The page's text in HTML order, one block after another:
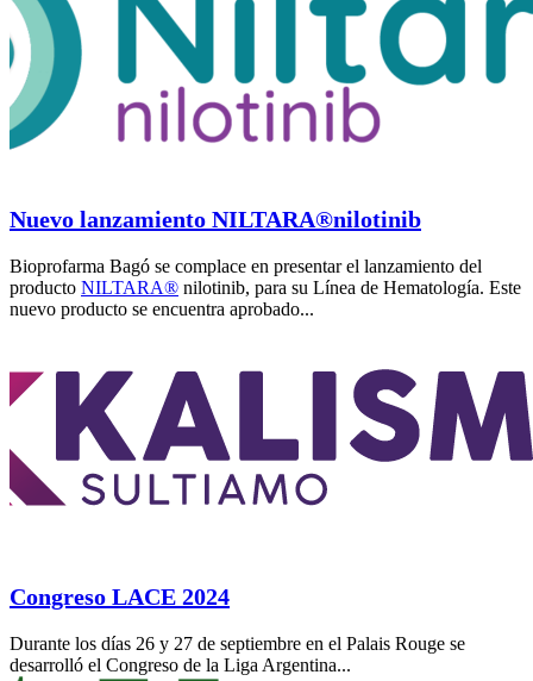
Nuevo lanzamiento NILTARA®nilotinib
Bioprofarma Bagó se complace en presentar el lanzamiento del
producto NILTARA® nilotinib, para su Línea de Hematología. Este
nuevo producto se encuentra aprobado...
Congreso LACE 2024
Durante los días 26 y 27 de septiembre en el Palais Rouge se
desarrolló el Congreso de la Liga Argentina...